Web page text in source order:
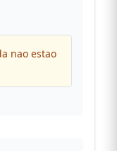
nao estao